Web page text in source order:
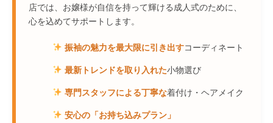
店では、お嬢様が自信を持って輝ける成人式のために、
心を込めてサポートします。
振袖の魅力を最大限に引き出すコーディネート
最新トレンドを取り入れた小物選び
専門スタッフによる丁寧な着付け・ヘアメイク
安心の「お持ち込みプラン」